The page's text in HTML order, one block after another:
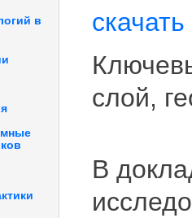
в
скачать
слой,
В